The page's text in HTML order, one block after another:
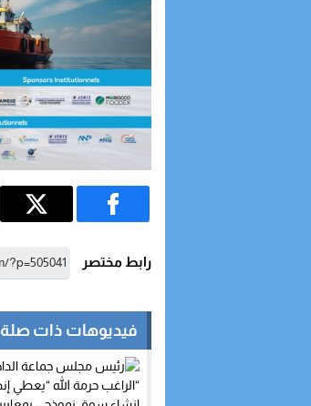
رابط مختصر
فيديوهات ذات صلة